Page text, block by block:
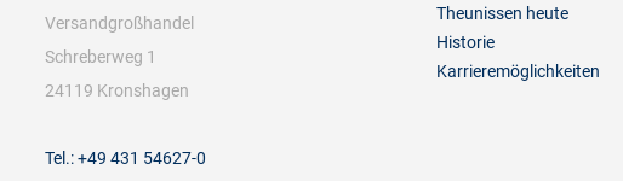
Versandgroßhandel
Schreberweg 1
24119 Kronshagen
Tel.: +49 431 54627-0
Theunissen heute
Historie
Karrieremöglichkeiten